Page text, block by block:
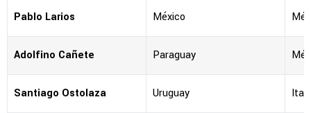
Pablo Larios México
Adolfino Cañete Paraguay
Santiago Ostolaza Uruguay